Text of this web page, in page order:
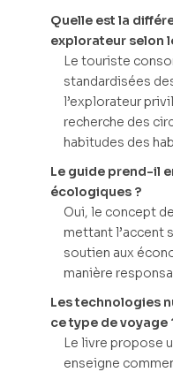
Quelle est la
explorateur selon
Le touriste
standardisées
l’explorateur
recherche des
habitudes des
Le guide prend-il
écologiques ?
Oui, le concept
mettant l’accent
soutien aux
manière
Les technologies
ce type de voyage
Le livre propose
enseigne